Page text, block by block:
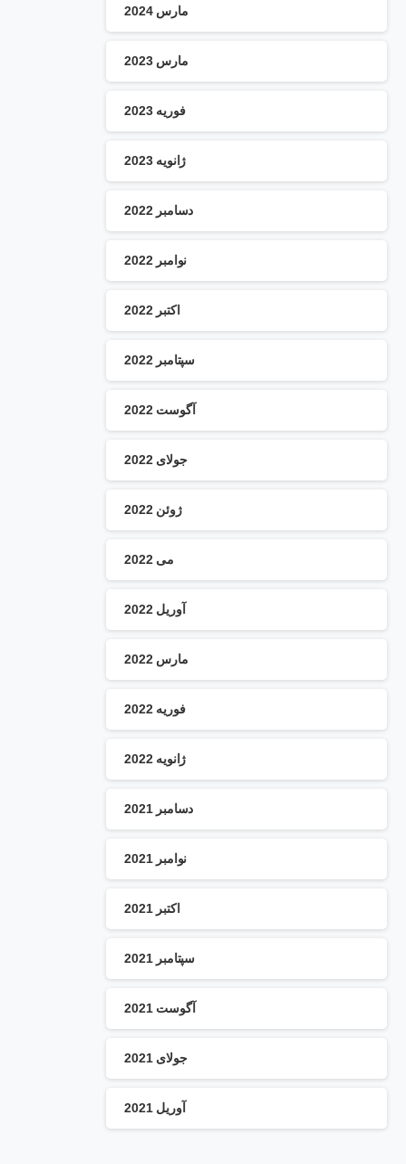
مارس 2024
مارس 2023
فوریه 2023
ژانویه 2023
دسامبر 2022
نوامبر 2022
اکتبر 2022
سپتامبر 2022
آگوست 2022
جولای 2022
ژوئن 2022
می 2022
آوریل 2022
مارس 2022
فوریه 2022
ژانویه 2022
دسامبر 2021
نوامبر 2021
اکتبر 2021
سپتامبر 2021
آگوست 2021
جولای 2021
آوریل 2021